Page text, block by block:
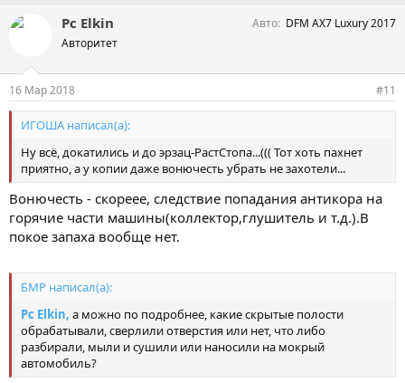
Pc Elkin
Авторитет
Авто DFM AX7 Luxury 2017
16 Мар 2018 #11
ИГОША написал(а):
Ну всё, докатились и до эрзац-РастСтопа...((( Тот хоть пахнет
приятно, а у копии даже вонючесть убрать не захотели...
Вонючесть - скореее, следствие попадания антикора на
горячие части машины(коллектор,глушитель и т.д.).В
покое запаха вообще нет.
БМР написал(а):
Pc Elkin, а можно по подробнее, какие скрытые полости
обрабатывали, сверлили отверстия или нет, что либо
разбирали, мыли и сушили или наносили на мокрый
автомобиль?